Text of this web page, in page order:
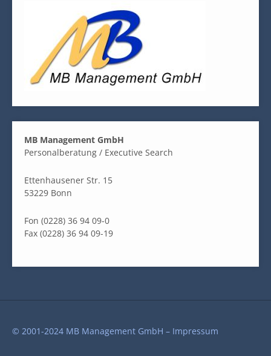
MB Management GmbH
Personalberatung / Executive Search
Ettenhausener Str. 15
53229 Bonn
Fon (0228) 36 94 09-0
Fax (0228) 36 94 09-19
© 2001-2024 MB Management GmbH – Impressum